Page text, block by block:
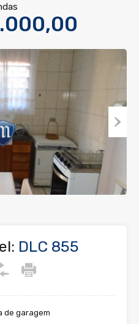
DLC 855
de garagem